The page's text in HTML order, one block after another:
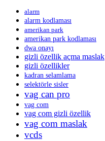
alarm
alarm kodlaması
amerikan park
amerikan park kodlaması
dwa onayı
gizli özellik açma maslak
gizli özellikler
kadran selamlama
selektörle sisler
vag can pro
vag com
vag com gizli özellik
vag com maslak
vcds